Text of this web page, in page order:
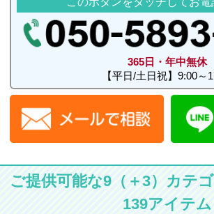
365日・年中無休
【平日/土日祝】9:00～
ご提供可能な9（＋3）カテ
139アイテム